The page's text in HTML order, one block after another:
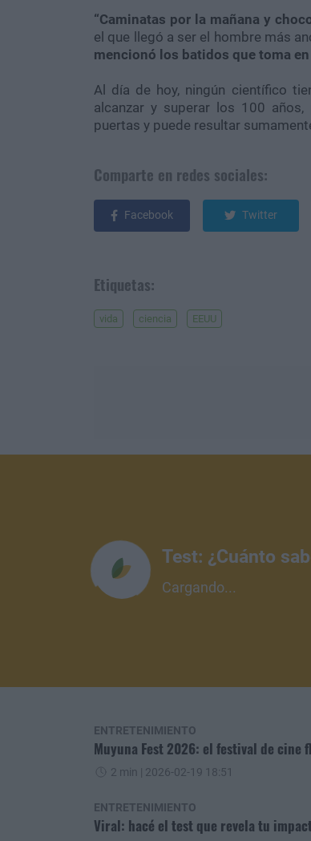
“Caminatas por la mañana y
el que llegó a ser el hombre más
mencionó los batidos que toma
Al día de hoy, ningún científico
alcanzar y superar los 100
puertas y puede resultar
Comparte en redes sociales:
Facebook Twitter
Etiquetas:
vida ciencia EEUU
Test: ¿Cuánto
Cargando...
ENTRETENIMIENTO
Muyuna Fest 2026: el festival de cine
2 min | 2026-02-19 18:51
ENTRETENIMIENTO
Viral: hacé el test que revela tu